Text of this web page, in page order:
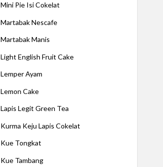
Mini Pie Isi Cokelat
Martabak Nescafe
Martabak Manis
Light English Fruit Cake
Lemper Ayam
Lemon Cake
Lapis Legit Green Tea
Kurma Keju Lapis Cokelat
Kue Tongkat
Kue Tambang